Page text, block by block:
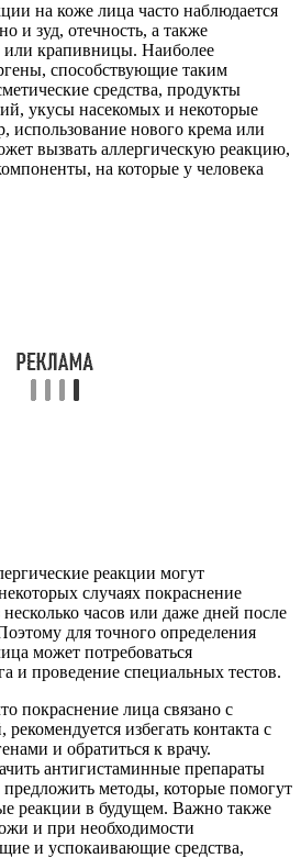
на коже лица часто наблюдается
и зуд, отечность, а также
крапивницы. Наиболее
способствующие таким
средства, продукты
укусы насекомых и некоторые
нового крема или
вызвать аллергическую реакцию,
на которые у человека
реакции могут
случаях покраснение
часов или даже дней после
для точного определения
может потребоваться
и проведение специальных тестов.
покраснение лица связано с
избегать контакта с
и обратиться к врачу.
антигистаминные препараты
методы, которые помогут
реакции в будущем. Важно также
и при необходимости
и успокаивающие средства,